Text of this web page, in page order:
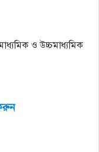
ও উচ্চমাধ্যমিক